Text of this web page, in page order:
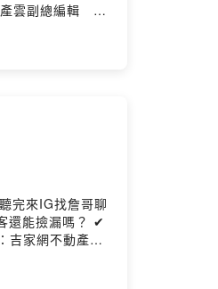
完來IG找詹哥聊